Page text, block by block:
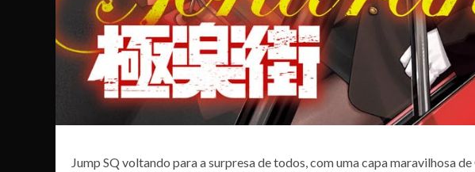
Jump SQ voltando para a surpresa de todos, com uma capa maravilhosa